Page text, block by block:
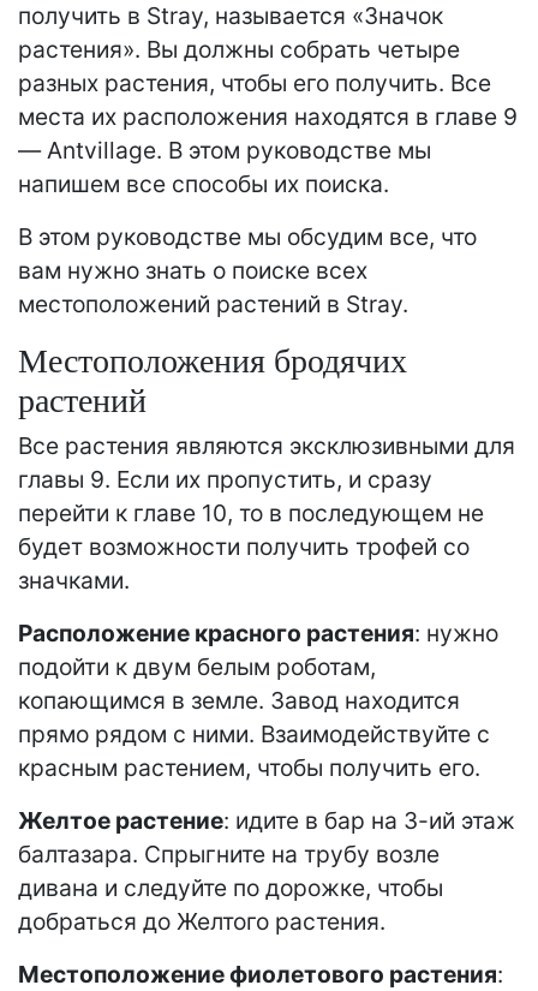
получить в Stray, называется «Значок
растения». Вы должны собрать четыре
разных растения, чтобы его получить. Все
места их расположения находятся в главе 9
— Antvillage. В этом руководстве мы
напишем все способы их поиска.
В этом руководстве мы обсудим все, что
вам нужно знать о поиске всех
местоположений растений в Stray.
Местоположения бродячих
растений
Все растения являются эксклюзивными для
главы 9. Если их пропустить, и сразу
перейти к главе 10, то в последующем не
будет возможности получить трофей со
значками.
Расположение красного растения: нужно
подойти к двум белым роботам,
копающимся в земле. Завод находится
прямо рядом с ними. Взаимодействуйте с
красным растением, чтобы получить его.
Желтое растение: идите в бар на 3-ий этаж
балтазара. Спрыгните на трубу возле
дивана и следуйте по дорожке, чтобы
добраться до Желтого растения.
Местоположение фиолетового растения: